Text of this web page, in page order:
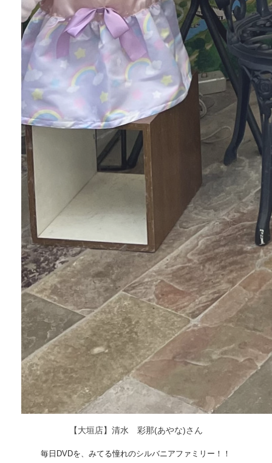
【大垣店】清水 彩那(あやな)さん
毎日DVDを、みてる憧れのシルバニアファミリー！！